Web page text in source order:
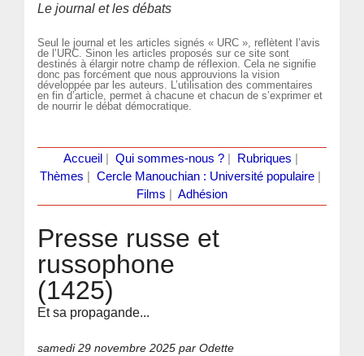
Le journal et les débats
Seul le journal et les articles signés « URC », reflètent l’avis
de l’URC. Sinon les articles proposés sur ce site sont
destinés à élargir notre champ de réflexion. Cela ne signifie
donc pas forcément que nous approuvions la vision
développée par les auteurs. L’utilisation des commentaires
en fin d’article, permet à chacune et chacun de s’exprimer et
de nourrir le débat démocratique.
Accueil Qui sommes-nous ?| Rubriques
Thèmes
Cercle Manouchian : Université populaire
Films
Adhésion
Presse russe et
russophone
(1425)
Et sa propagande...
samedi 29 novembre 2025 par Odette